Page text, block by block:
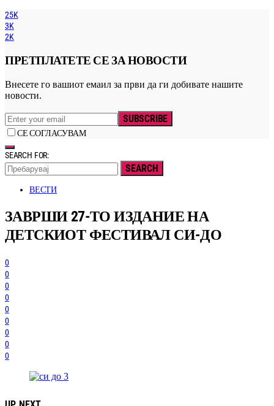
25K
3K
2K
ПРЕТПЛАТЕТЕ СЕ ЗА НОВОСТИ
Внесете го вашиот емаил за први да ги добивате нашите
новости.
SUBSCRIBE
СЕ СОГЛАСУВАМ
SEARCH FOR:
SEARCH
ВЕСТИ
ЗАВРШИ 27-ТО ИЗДАНИЕ НА
ДЕТСКИОТ ФЕСТИВАЛ СИ-ДО
0
0
0
0
0
0
0
0
0